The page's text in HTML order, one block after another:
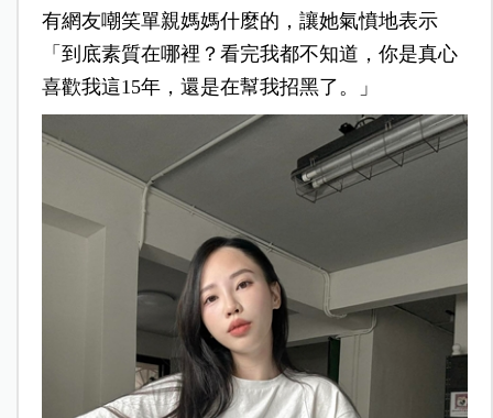
有網友嘲笑單親媽媽什麼的，讓她氣憤地表示
「到底素質在哪裡？看完我都不知道，你是真心
喜歡我這15年，還是在幫我招黑了。」